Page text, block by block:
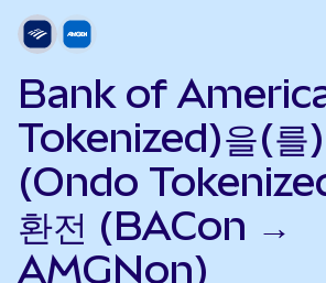
Bank of
Tokenized)을(
(Ondo
환전 (BACon →
AMGNon)